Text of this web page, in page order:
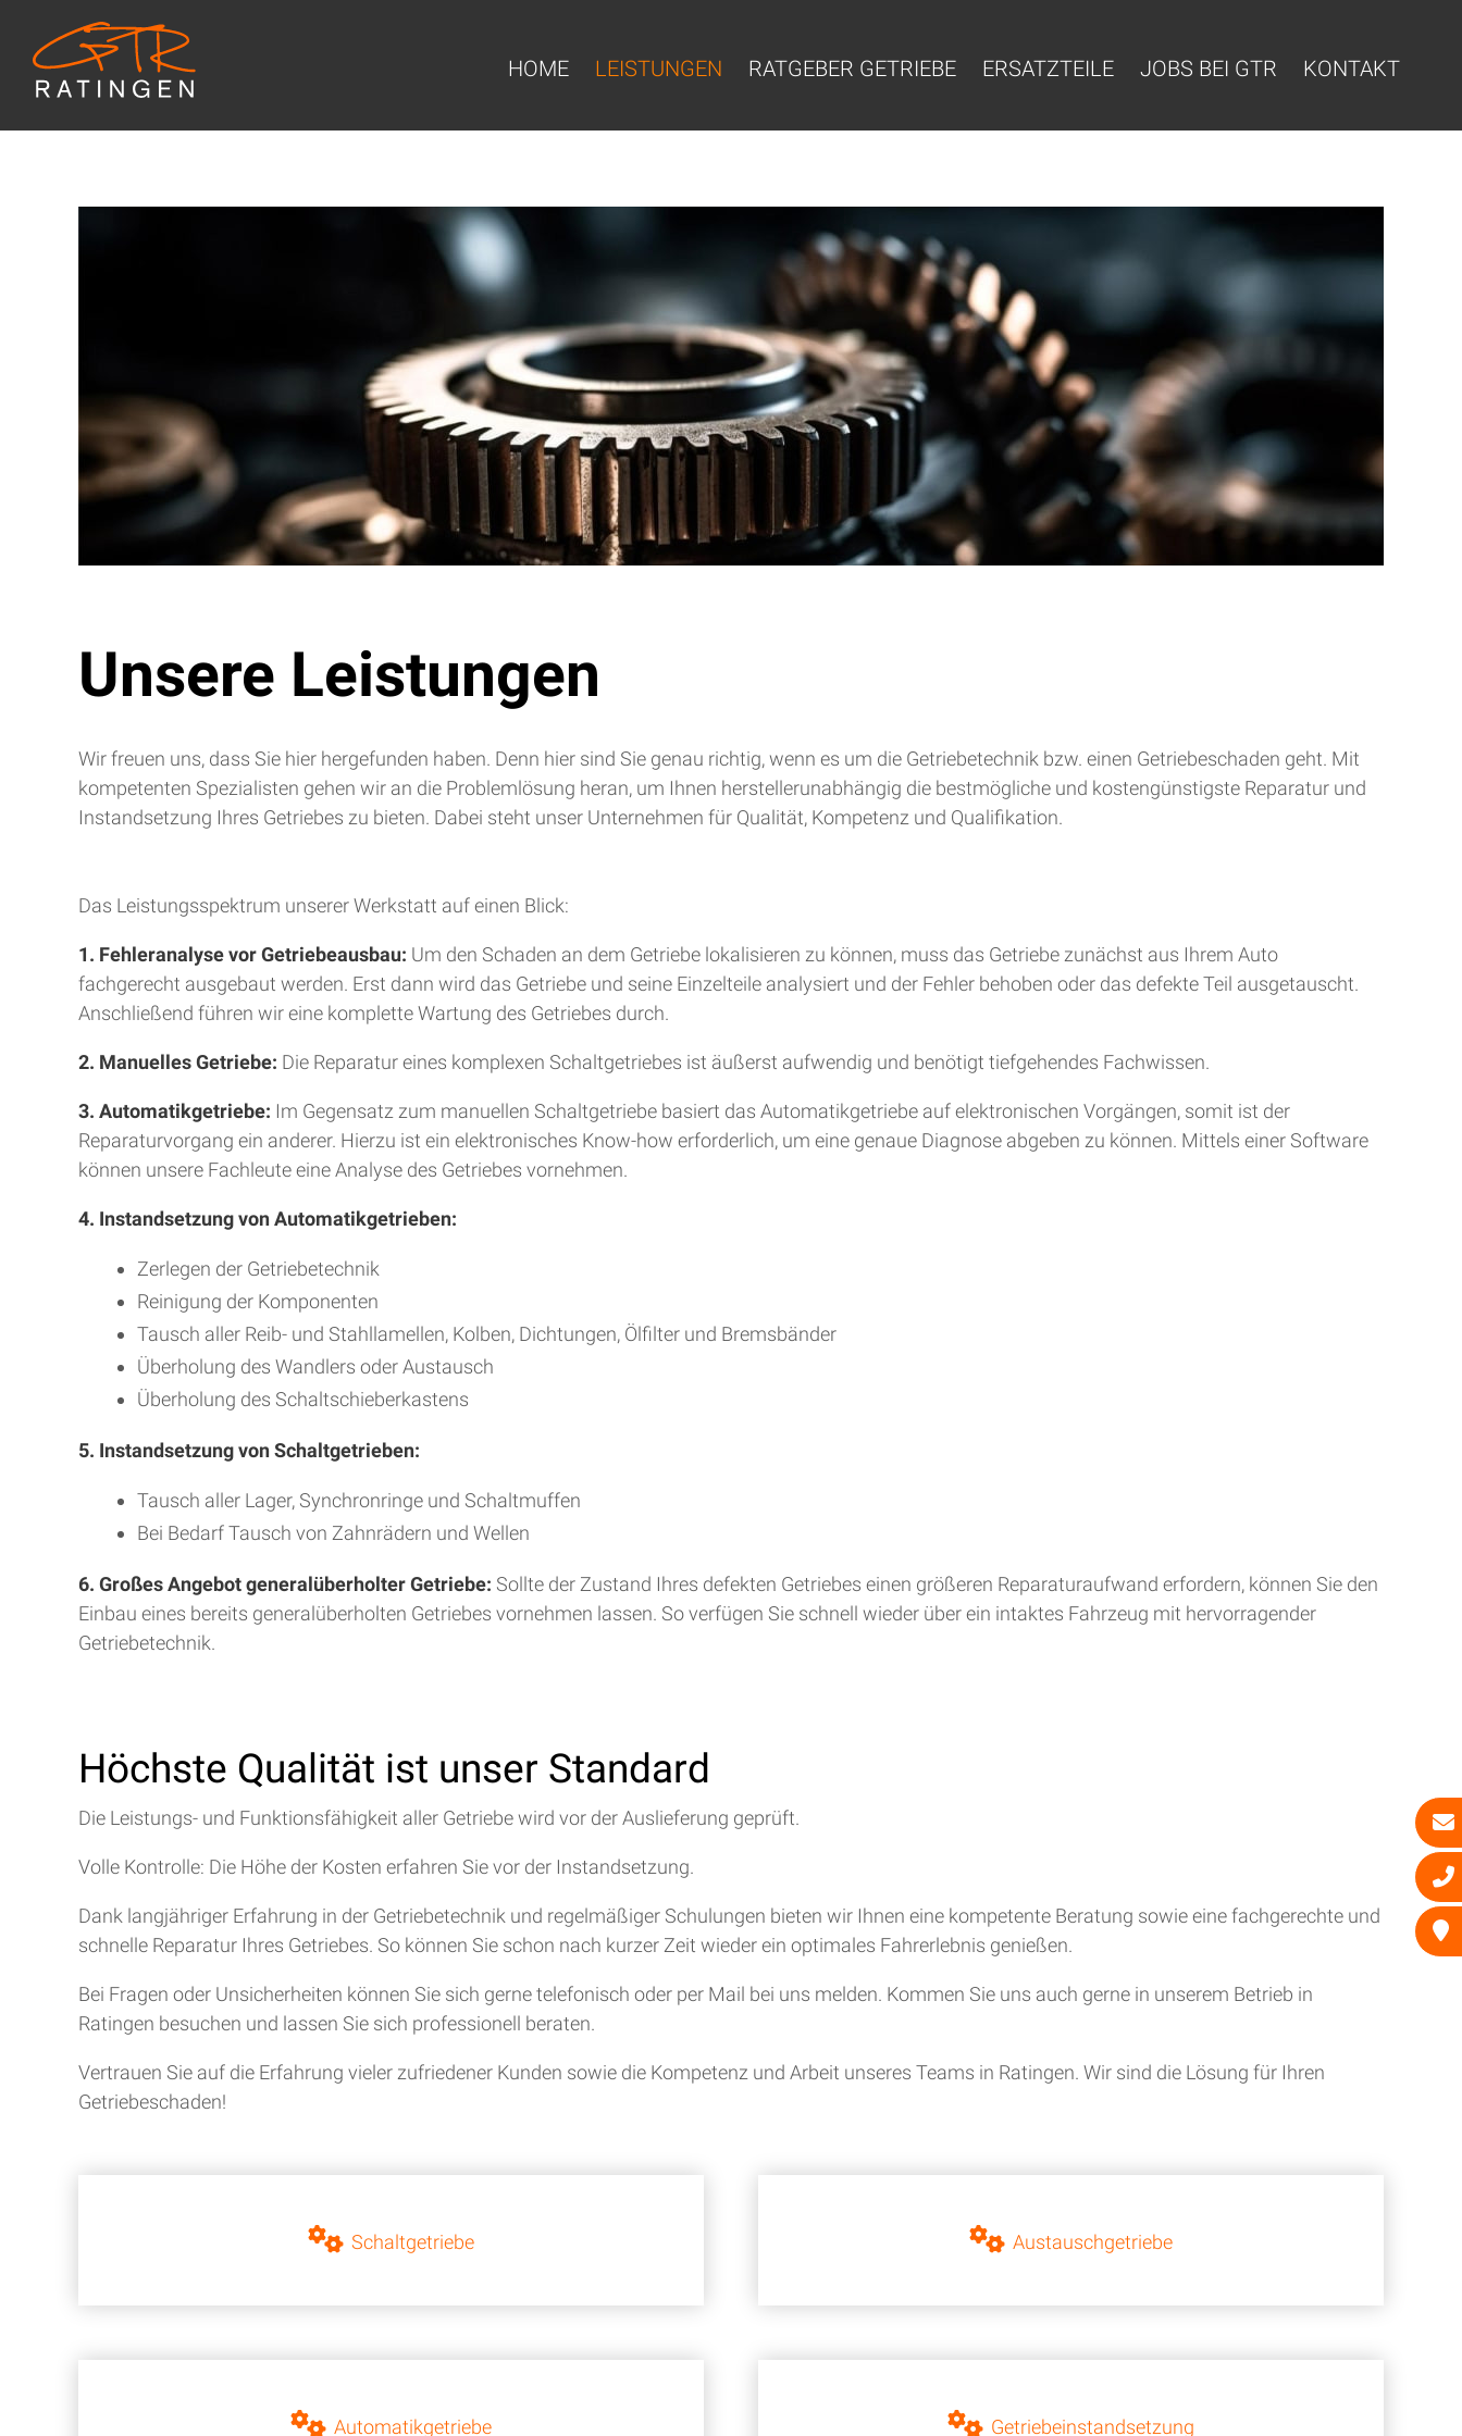
HOME LEISTUNGEN RATGEBER GETRIEBE ERSATZTEILE JOBS BEI GTR KONTAKT
Unsere Leistungen
Wir freuen uns, dass Sie hier hergefunden haben. Denn hier sind Sie genau richtig, wenn es um die Getriebetechnik bzw. einen Getriebeschaden geht. Mit
kompetenten Spezialisten gehen wir an die Problemlösung heran, um Ihnen herstellerunabhängig die bestmögliche und kostengünstigste Reparatur und
Instandsetzung Ihres Getriebes zu bieten. Dabei steht unser Unternehmen für Qualität, Kompetenz und Qualifikation.
Das Leistungsspektrum unserer Werkstatt auf einen Blick:
1. Fehleranalyse vor Getriebeausbau: Um den Schaden an dem Getriebe lokalisieren zu können, muss das Getriebe zunächst aus Ihrem Auto
fachgerecht ausgebaut werden. Erst dann wird das Getriebe und seine Einzelteile analysiert und der Fehler behoben oder das defekte Teil ausgetauscht.
Anschließend führen wir eine komplette Wartung des Getriebes durch.
2. Manuelles Getriebe: Die Reparatur eines komplexen Schaltgetriebes ist äußerst aufwendig und benötigt tiefgehendes Fachwissen.
3. Automatikgetriebe: Im Gegensatz zum manuellen Schaltgetriebe basiert das Automatikgetriebe auf elektronischen Vorgängen, somit ist der
Reparaturvorgang ein anderer. Hierzu ist ein elektronisches Know-how erforderlich, um eine genaue Diagnose abgeben zu können. Mittels einer Software
können unsere Fachleute eine Analyse des Getriebes vornehmen.
4. Instandsetzung von Automatikgetrieben:
Zerlegen der Getriebetechnik
Reinigung der Komponenten
Tausch aller Reib- und Stahllamellen, Kolben, Dichtungen, Ölfilter und Bremsbänder
Überholung des Wandlers oder Austausch
Überholung des Schaltschieberkastens
5. Instandsetzung von Schaltgetrieben:
Tausch aller Lager, Synchronringe und Schaltmuffen
Bei Bedarf Tausch von Zahnrädern und Wellen
6. Großes Angebot generalüberholter Getriebe: Sollte der Zustand Ihres defekten Getriebes einen größeren Reparaturaufwand erfordern, können Sie den
Einbau eines bereits generalüberholten Getriebes vornehmen lassen. So verfügen Sie schnell wieder über ein intaktes Fahrzeug mit hervorragender
Getriebetechnik.
Höchste Qualität ist unser Standard
Die Leistungs- und Funktionsfähigkeit aller Getriebe wird vor der Auslieferung geprüft.
Volle Kontrolle: Die Höhe der Kosten erfahren Sie vor der Instandsetzung.
Dank langjähriger Erfahrung in der Getriebetechnik und regelmäßiger Schulungen bieten wir Ihnen eine kompetente Beratung sowie eine fachgerechte und
schnelle Reparatur Ihres Getriebes. So können Sie schon nach kurzer Zeit wieder ein optimales Fahrerlebnis genießen.
Bei Fragen oder Unsicherheiten können Sie sich gerne telefonisch oder per Mail bei uns melden. Kommen Sie uns auch gerne in unserem Betrieb in
Ratingen besuchen und lassen Sie sich professionell beraten.
Vertrauen Sie auf die Erfahrung vieler zufriedener Kunden sowie die Kompetenz und Arbeit unseres Teams in Ratingen. Wir sind die Lösung für Ihren
Getriebeschaden!
Schaltgetriebe Austauschgetriebe
Automatikgetriebe Getriebeinstandsetzung